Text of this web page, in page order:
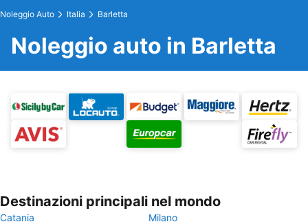
Noleggio Auto Italia Barletta
Noleggio auto in Barletta
Destinazioni principali nel mondo
Catania
Milano